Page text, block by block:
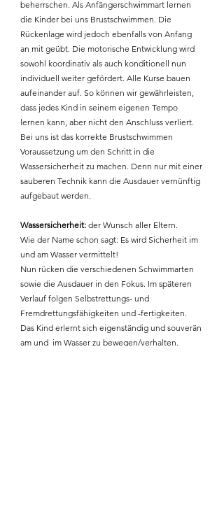
beherrschen. Als Anfängerschwimmart lernen
die Kinder bei uns Brustschwimmen. Die
Rückenlage wird jedoch ebenfalls von Anfang
an mit geübt. Die motorische Entwicklung wird
sowohl koordinativ als auch konditionell nun
individuell weiter gefördert. Alle Kurse bauen
aufeinander auf. So können wir gewährleisten,
dass jedes Kind in seinem eigenen Tempo
lernen kann, aber nicht den Anschluss verliert.
Bei uns ist das korrekte Brustschwimmen
Voraussetzung um den Schritt in die
Wassersicherheit zu machen. Denn nur mit einer
sauberen Technik kann die Ausdauer vernünftig
aufgebaut werden.
Wassersicherheit: der Wunsch aller Eltern.
Wie der Name schon sagt: Es wird Sicherheit im
und am Wasser vermittelt!
Nun rücken die verschiedenen Schwimmarten
sowie die Ausdauer in den Fokus. Im späteren
Verlauf folgen Selbstrettungs- und
Fremdrettungsfähigkeiten und -fertigkeiten.
Das Kind erlernt sich eigenständig und souverän
am und im Wasser zu bewegen/verhalten.